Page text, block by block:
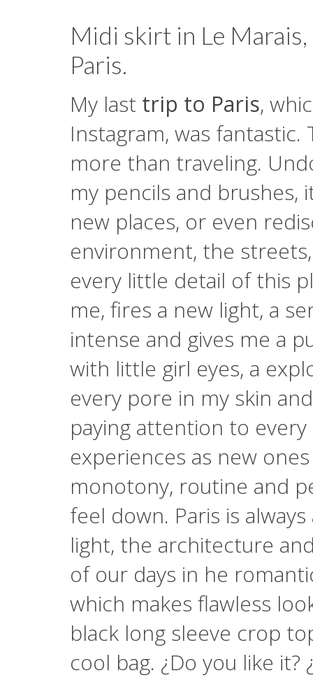
Midi skirt in Le Marais,
Paris.
My last trip to Paris,
Instagram, was
more than traveling.
my pencils and brushes,
new places, or even
environment, the
every little detail of this
me, fires a new light, a
intense and gives me a
with little girl eyes, a
every pore in my skin
paying attention to
experiences as new
monotony, routine and
feel down. Paris is
light, the architecture
of our days in he
which makes flawless
black long sleeve crop
cool bag. ¿Do you like